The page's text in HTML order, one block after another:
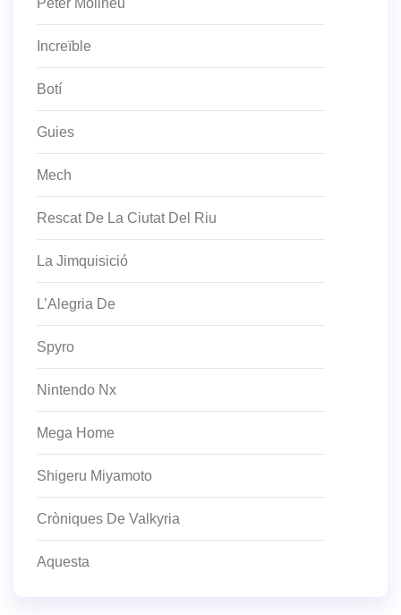
Peter Molineu
Increïble
Botí
Guies
Mech
Rescat De La Ciutat Del Riu
La Jimquisició
L’Alegria De
Spyro
Nintendo Nx
Mega Home
Shigeru Miyamoto
Cròniques De Valkyria
Aquesta